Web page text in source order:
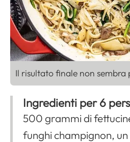
Il risultato finale non
Ingredienti per 6
500 grammi di
funghi champignon,